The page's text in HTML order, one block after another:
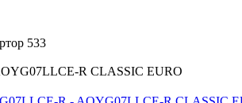
533
R CLASSIC EURO